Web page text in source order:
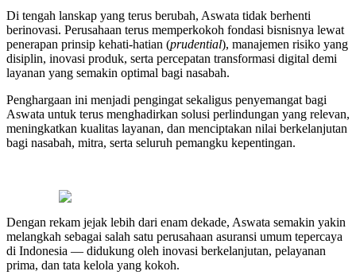
Di tengah lanskap yang terus berubah, Aswata tidak berhenti
berinovasi. Perusahaan terus memperkokoh fondasi bisnisnya lewat
penerapan prinsip kehati-hatian (prudential), manajemen risiko yang
disiplin, inovasi produk, serta percepatan transformasi digital demi
layanan yang semakin optimal bagi nasabah.
Penghargaan ini menjadi pengingat sekaligus penyemangat bagi
Aswata untuk terus menghadirkan solusi perlindungan yang relevan,
meningkatkan kualitas layanan, dan menciptakan nilai berkelanjutan
bagi nasabah, mitra, serta seluruh pemangku kepentingan.
Dengan rekam jejak lebih dari enam dekade, Aswata semakin yakin
melangkah sebagai salah satu perusahaan asuransi umum tepercaya
di Indonesia — didukung oleh inovasi berkelanjutan, pelayanan
prima, dan tata kelola yang kokoh.